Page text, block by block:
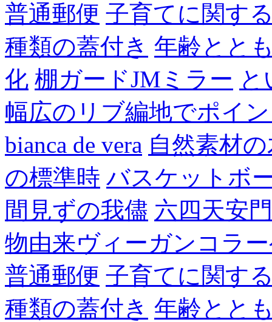
普通郵便 子育てに関す
種類の蓋付き 年齢とと
化 棚ガードJMミラー
幅広のリブ編地でポイ
bianca de vera 自然素材
の標準時 バスケットボ
間見ずの我儘 六四天安門
物由来ヴィーガンコラ
普通郵便 子育てに関す
種類の蓋付き 年齢とと